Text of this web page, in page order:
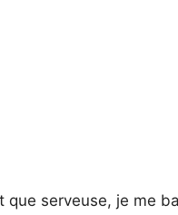
serveuse, je me